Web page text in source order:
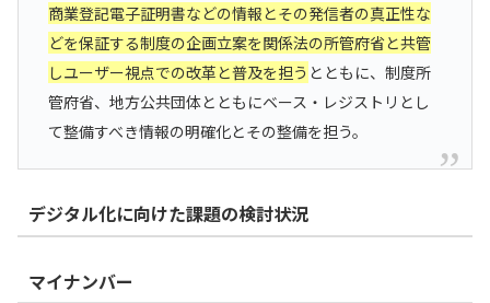
商業登記電子証明書などの情報とその発信者の真正性な
どを保証する制度の企画立案を関係法の所管府省と共管
しユーザー視点での改革と普及を担う とともに、制度所
管府省、地方公共団体とともにベース・レジストリとし
て整備すべき情報の明確化とその整備を担う。
デジタル化に向けた課題の検討状況
マイナンバー